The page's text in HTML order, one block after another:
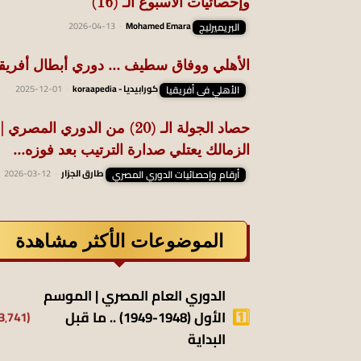
وإحصائيات الأسبوع الـ (16)
البريميرليج Mohamed Emara
2026-04-13
الأهلي ووفاق سطيف … دوري أبطال
الأهلي فى أفريقيا كورابيديا - koraapedia 2025-12-01
حصاد الجولة الـ (20) من الدوري المصري |
الزمالك يعتلي صدارة الترتيب بعد فوزه...
أرقام وإحصائيات الدوري المصري طارق الجزار 2026-03-12
الموضوعات الأكثر مشاهدة
الدوري العام المصري | الموسم
الأول (1948-1949) .. ما قبل
البداية
(13٬741)